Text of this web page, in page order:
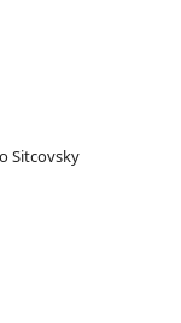
Sitcovsky